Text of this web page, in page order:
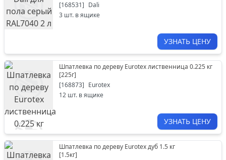
[168531] Dali
3 шт. в ящике
УЗНАТЬ ЦЕНУ
Шпатлевка по дереву Eurotex лиственница 0.225 кг
[225г]
[168873] Eurotex
12 шт. в ящике
УЗНАТЬ ЦЕНУ
Шпатлевка по дереву Eurotex дуб 1.5 кг
[1.5кг]